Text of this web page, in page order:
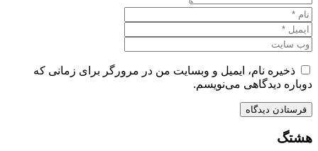
ذخیره نام، ایمیل و وبسایت من در مرورگر برای زمانی که
دوباره دیدگاهی می‌نویسم.
هشتگ